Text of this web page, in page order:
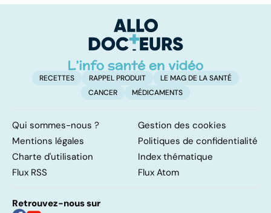
RECETTES RAPPEL PRODUIT
LE MAG DE LA SANTÉ
CANCER
MÉDICAMENTS
Qui sommes-nous ?
Gestion des cookies
Mentions légales
Politiques de confidentialité
Charte d'utilisation
Index thématique
Flux RSS
Flux Atom
Retrouvez-nous sur